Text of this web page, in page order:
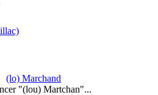
(lo) Marchand
"(lou) Martchan"...